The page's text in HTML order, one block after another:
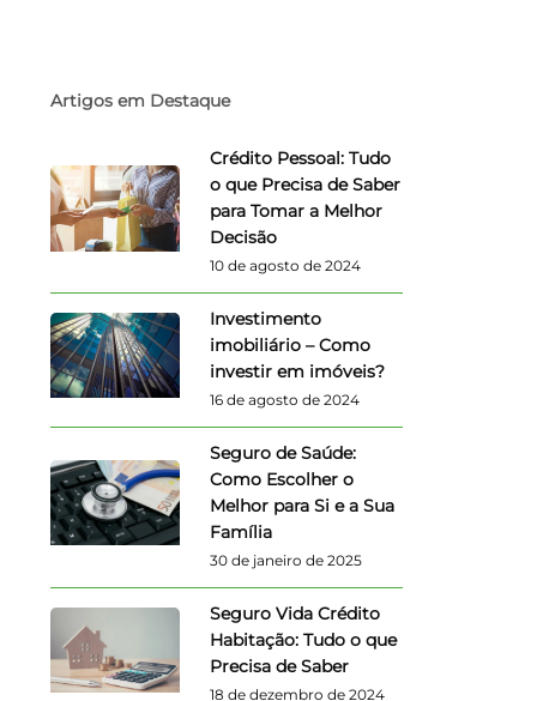
Artigos em Destaque
Crédito Pessoal: Tudo
o que Precisa de Saber
para Tomar a Melhor
Decisão
10 de agosto de 2024
Investimento
imobiliário – Como
investir em imóveis?
16 de agosto de 2024
Seguro de Saúde:
Como Escolher o
Melhor para Si e a Sua
Família
30 de janeiro de 2025
Seguro Vida Crédito
Habitação: Tudo o que
Precisa de Saber
18 de dezembro de 2024